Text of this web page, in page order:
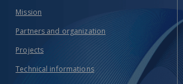
Mission
Partners and organization
Projects
Technical informations